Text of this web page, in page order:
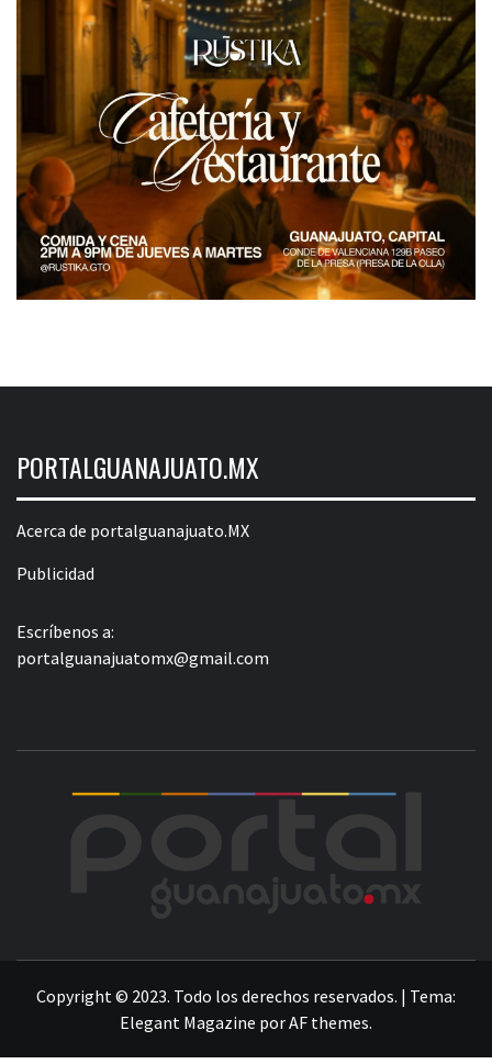
PORTALGUANAJUATO.MX
Acerca de portalguanajuato.MX
Publicidad
Escríbenos a:
portalguanajuatomx@gmail.com
Copyright © 2023. Todo los derechos reservados. | Tema:
Elegant Magazine porAF themes.